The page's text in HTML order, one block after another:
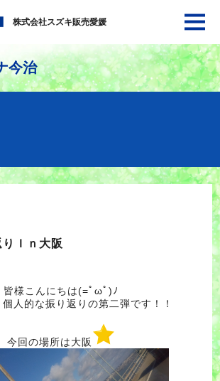
株式会社スズキ販売愛媛
今治
Ｉｎ大阪
皆様こんにちは(=ﾟωﾟ)ﾉ
人的な振り返りの第二弾です！！
今回の場所は大阪